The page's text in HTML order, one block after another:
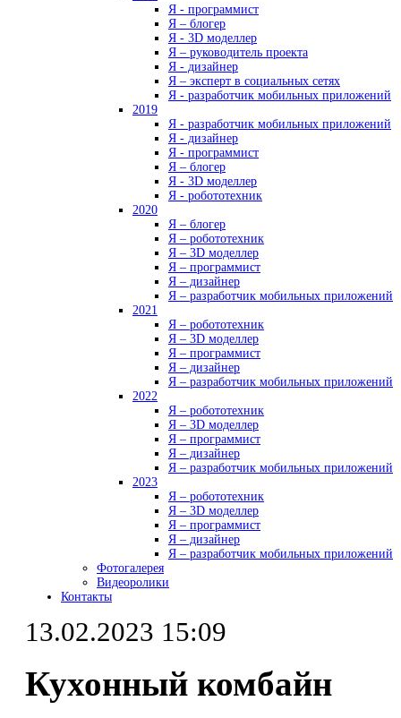
Я - программист
Я – блогер
Я - 3D моделлер
Я – руководитель проекта
Я - дизайнер
Я – эксперт в социальных сетях
Я - разработчик мобильных приложений
2019
Я - разработчик мобильных приложений
Я - дизайнер
Я - программист
Я – блогер
Я - 3D моделлер
Я - робототехник
2020
Я – блогер
Я – робототехник
Я – 3D моделлер
Я – программист
Я – дизайнер
Я – разработчик мобильных приложений
2021
Я – робототехник
Я – 3D моделлер
Я – программист
Я – дизайнер
Я – разработчик мобильных приложений
2022
Я – робототехник
Я – 3D моделлер
Я – программист
Я – дизайнер
Я – разработчик мобильных приложений
2023
Я – робототехник
Я – 3D моделлер
Я – программист
Я – дизайнер
Я – разработчик мобильных приложений
Фотогалерея
Видеоролики
Контакты
13.02.2023 15:09
Кухонный комбайн